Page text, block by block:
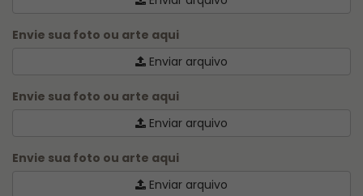
Envie sua foto ou arte aqui
Enviar arquivo
Envie sua foto ou arte aqui
Enviar arquivo
Envie sua foto ou arte aqui
Enviar arquivo
fazemos somente Caneca na Hora, outros itens
seguem prazo descrito no produto no site:
De Segunda a Sexta-feira, das 11h às 16h.
Pedidos de Caneca na Hora são
às 16h. de segunda a sexta.
O pedido deve ser feito pelo site com pagamento